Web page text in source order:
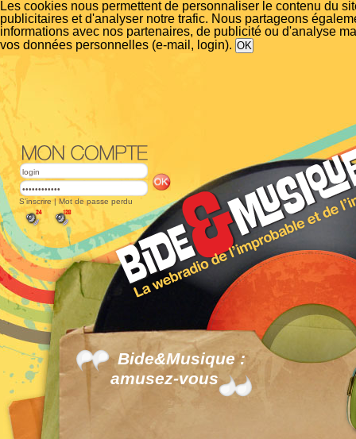
Les cookies nous permettent de personnaliser le contenu du
publicitaires et d'analyser notre trafic. Nous partageons
informations avec nos partenaires, de publicité ou d'analyse
vos données personnelles (e-mail, login).
S'inscrire | Mot de passe perdu
Bide&Musique :
amusez-vous